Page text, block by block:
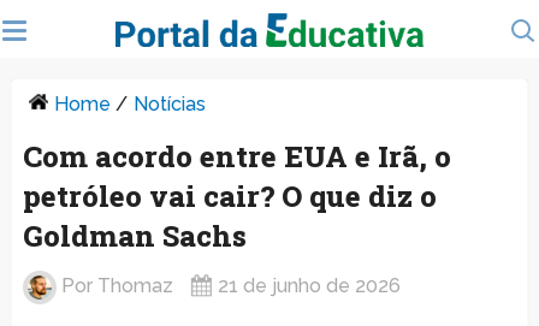
Home / Notícias
Com acordo entre EUA e Irã, o
petróleo vai cair? O que diz o
Goldman Sachs
Por Thomaz 21 de junho de 2026